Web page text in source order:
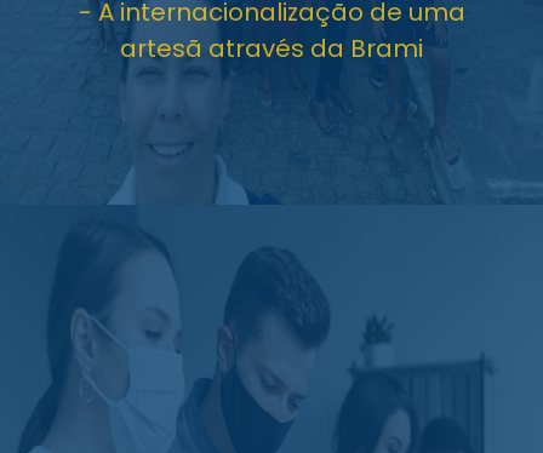
- A internacionalização de uma
artesã através da Brami